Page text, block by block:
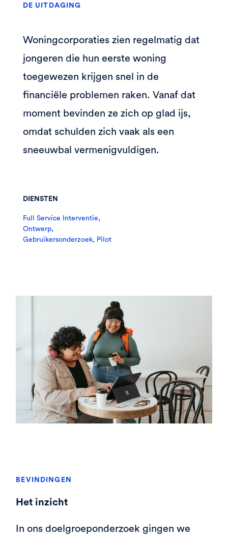
DE UITDAGING
Woningcorporaties zien regelmatig dat
jongeren die hun eerste woning
toegewezen krijgen snel in de
financiële problemen raken. Vanaf dat
moment bevinden ze zich op glad ijs,
omdat schulden zich vaak als een
sneeuwbal vermenigvuldigen.
DIENSTEN
Full Service Interventie,
Ontwerp,
Gebruikersonderzoek, Pilot
BEVINDINGEN
Het inzicht
In ons doelgroeponderzoek gingen we